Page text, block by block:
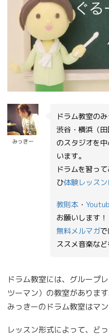
みっきー
ドラム教室のみ
渋谷・横浜（田
のスタジオを
います。
ドラムを習っ
ひ体験レッスン
教則本・
お願いします！
無料メルマガ
ススメ音楽など
ドラム教室には、グループ
ツーマン）の教室があります
みっきーのドラム教室はマ
レッスン形式によって、ど